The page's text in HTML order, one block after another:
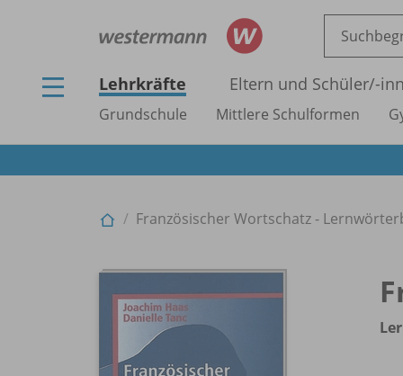
Lehrkräfte Eltern und Schüler/-
Grundschule Mittlere Schulformen
Französischer Wortschatz -